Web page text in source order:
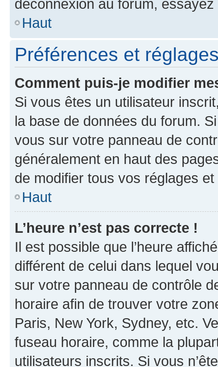
déconnexion au forum,
Haut
Préférences et
Comment puis-je modifier
Si vous êtes un utilisateur
la base de données du forum.
vous sur votre panneau de
généralement en haut des
de modifier tous vos réglages
Haut
L’heure n’est pas correcte !
Il est possible que l’heure
différent de celui dans lequel
sur votre panneau de contrôle
horaire afin de trouver votre
Paris, New York, Sydney, etc.
fuseau horaire, comme la
utilisateurs inscrits. Si vous